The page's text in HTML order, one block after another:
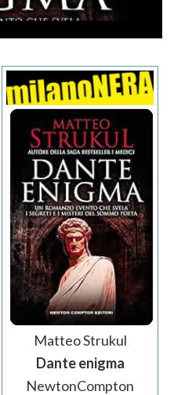
Matteo Strukul
Dante enigma
NewtonCompton